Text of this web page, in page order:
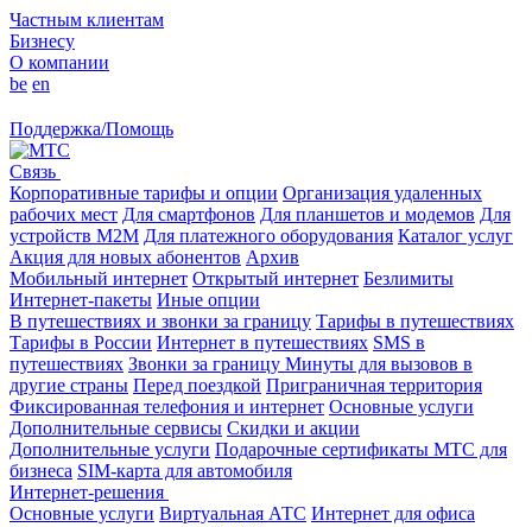
Частным клиентам
Бизнесу
О компании
be en
Поддержка/Помощь
Связь
Корпоративные тарифы и опции Организация удаленных
рабочих мест Для смартфонов Для планшетов и модемов Для
устройств M2M Для платежного оборудования Каталог услуг
Акция для новых абонентов Архив
Мобильный интернет Открытый интернет Безлимиты
Интернет-пакеты Иные опции
В путешествиях и звонки за границу Тарифы в путешествиях
Тарифы в России Интернет в путешествиях SMS в
путешествиях Звонки за границу Минуты для вызовов в
другие страны Перед поездкой Приграничная территория
Фиксированная телефония и интернет Основные услуги
Дополнительные сервисы Скидки и акции
Дополнительные услуги Подарочные сертификаты МТС для
бизнеса SIM-карта для автомобиля
Интернет-решения
Основные услуги Виртуальная АТС Интернет для офиса